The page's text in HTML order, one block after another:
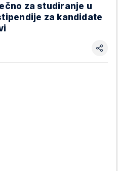
za studiranje u
za kandidate